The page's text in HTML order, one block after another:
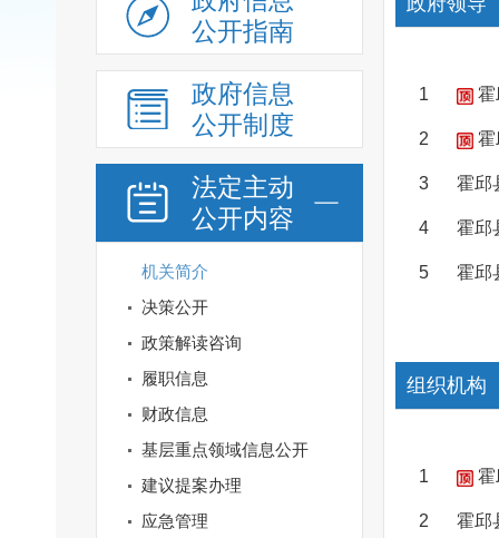
公开指南
政府信息
公开制度
法定主动
公开内容
机关简介
决策公开
政策解读咨询
履职信息
财政信息
基层重点领域信息公开
建议提案办理
应急管理
1
2
3 霍邱
4 霍邱
5 霍邱
组织机构
1
2 霍邱